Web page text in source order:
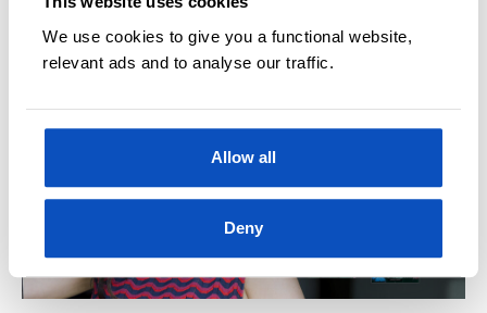
We use cookies to give you a functional website,
relevant ads and to analyse our traffic.
Allow all
Deny
hvilke deler som fikk folk til å le høyt